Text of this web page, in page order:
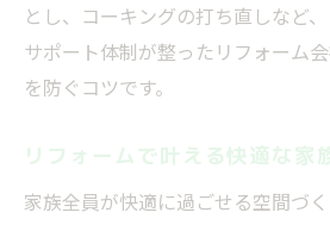
とし、コーキングの打ち直しなど
サポート体制が整ったリフォーム
を防ぐコツです。
リフォームで叶える快適な家
家族全員が快適に過ごせる空間づ